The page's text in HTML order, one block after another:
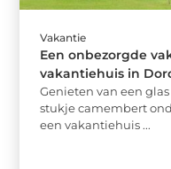
Vakantie
Een onbezorgde
vakantiehuis in
Genieten van een
stukje camembert
een vakantiehuis ...